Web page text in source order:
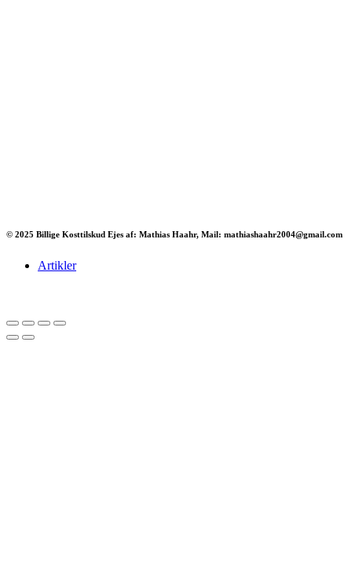
© 2025 Billige Kosttilskud Ejes af: Mathias Haahr, Mail: mathiashaahr2004@gmail.com
Artikler